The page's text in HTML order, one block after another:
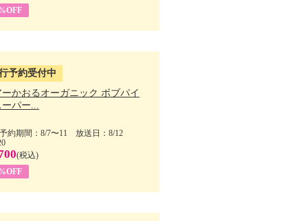
予約受付中
ーかおるオーガニック ボブパイ
ーパー...
約期間：8/7〜11 放送日：8/12
(税込)